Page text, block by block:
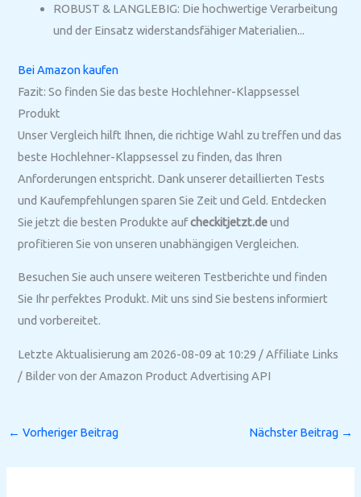
ROBUST & LANGLEBIG: Die hochwertige Verarbeitung
und der Einsatz widerstandsfähiger Materialien...
Bei Amazon kaufen
Fazit: So finden Sie das beste Hochlehner-Klappsessel
Produkt
Unser Vergleich hilft Ihnen, die richtige Wahl zu treffen und das
beste Hochlehner-Klappsessel zu finden, das Ihren
Anforderungen entspricht. Dank unserer detaillierten Tests
und Kaufempfehlungen sparen Sie Zeit und Geld. Entdecken
Sie jetzt die besten Produkte aufcheckitjetzt.deund
profitieren Sie von unseren unabhängigen Vergleichen.
Besuchen Sie auch unsere weiteren Testberichte und finden
Sie Ihr perfektes Produkt. Mit uns sind Sie bestens informiert
und vorbereitet.
Letzte Aktualisierung am 2026-08-09 at 10:29 / Affiliate Links
/ Bilder von der Amazon Product Advertising API
← Vorheriger Beitrag Nächster Beitrag →